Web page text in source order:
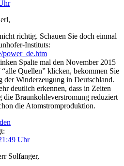
rich­tig. Schau­en Sie doch ein­mal
Instituts:
power_de.htm
Spal­te mal den Novem­ber 2015
Quel­len” kli­cken, bekom­men Sie
der Wind­er­zeu­gung in Deutsch­land.
deut­lich erken­nen, dass in Zei­ten
die Braun­koh­le­ver­stro­mung redu­ziert
die Atomstromproduktion.
Uhr
Solfanger,